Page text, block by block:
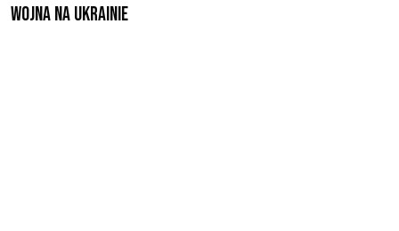
Wojna na Ukrainie